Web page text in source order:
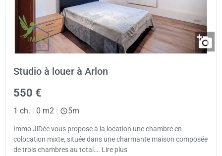
Studio à louer à Arlon
550 €
1 ch. | 0 m2 | 5m
Immo JiDée vous propose à la location une chambre en
colocation mixte, située dans une charmante maison composée
de trois chambres au total…. Lire plus